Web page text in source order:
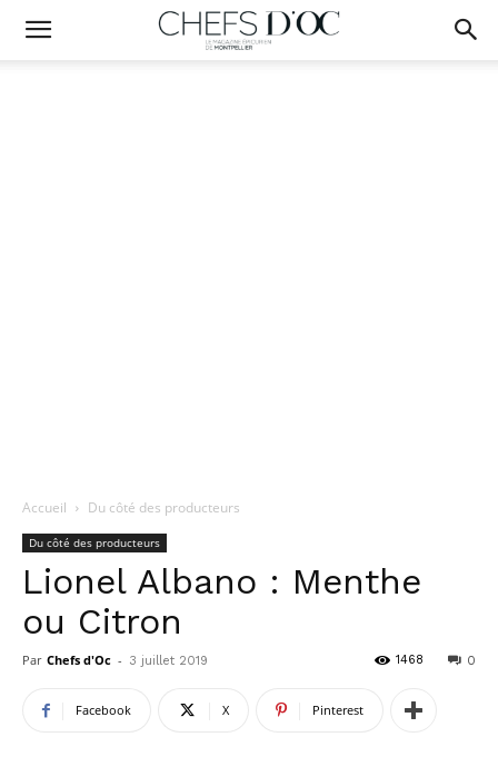
Accueil Du côté des producteurs
Du côté des producteurs
Lionel Albano : Menthe
ou Citron
Par Chefs d'Oc - 3 juillet 2019 0
1468
Facebook X Pinterest